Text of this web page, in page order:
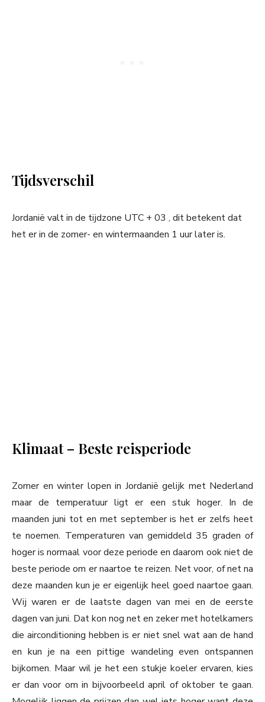
Tijdsverschil
Jordanië valt in de tijdzone UTC + 03 , dit betekent dat
het er in de zomer- en wintermaanden 1 uur later is.
Klimaat – Beste reisperiode
Zomer en winter lopen in Jordanië gelijk met Nederland
maar de temperatuur ligt er een stuk hoger. In de
maanden juni tot en met september is het er zelfs heet
te noemen. Temperaturen van gemiddeld 35 graden of
hoger is normaal voor deze periode en daarom ook niet de
beste periode om er naartoe te reizen. Net voor, of net na
deze maanden kun je er eigenlijk heel goed naartoe gaan.
Wij waren er de laatste dagen van mei en de eerste
dagen van juni. Dat kon nog net en zeker met hotelkamers
die airconditioning hebben is er niet snel wat aan de hand
en kun je na een pittige wandeling even ontspannen
bijkomen. Maar wil je het een stukje koeler ervaren, kies
er dan voor om in bijvoorbeeld april of oktober te gaan.